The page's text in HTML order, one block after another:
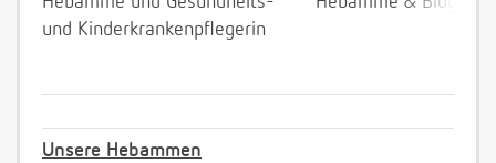
und Kinderkrankenpflegerin
Unsere Hebammen